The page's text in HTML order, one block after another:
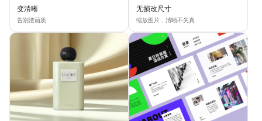
变清晰
告别渣画质
无损改尺寸
缩放图片，清晰不失真